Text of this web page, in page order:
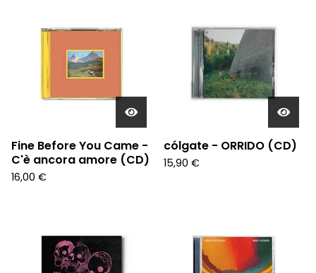
Fine Before You Came -
C'è ancora amore (CD)
16,00 €
cólgate - ORRIDO (CD)
15,90 €